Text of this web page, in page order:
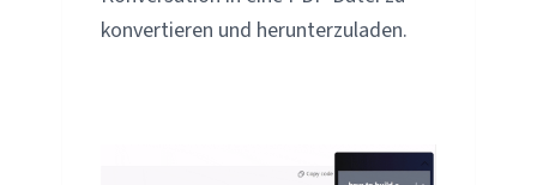
konvertieren und herunterzuladen.